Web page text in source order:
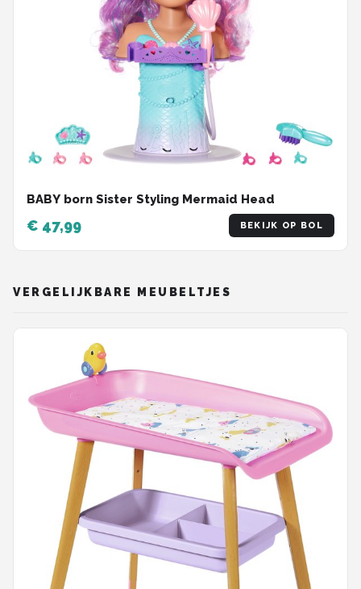
BABY born Sister Styling Mermaid Head
€ 47,99 BEKIJK OP BOL
VERGELIJKBARE MEUBELTJES